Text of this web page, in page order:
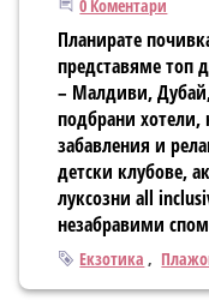
Започнете
0 Коментари
Планирате
представяме топ
– Малдиви,
подбрани хотели,
забавления и
детски клубове,
луксозни all
незабравими
Тагове
Екзотика